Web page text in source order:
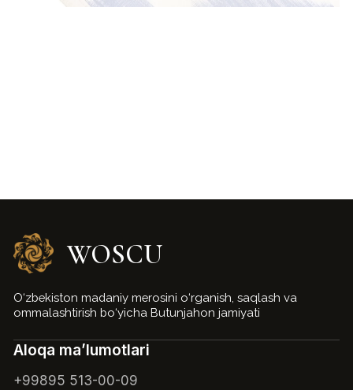
WOSCU
O‘zbekiston madaniy merosini o‘rganish, saqlash va
ommalashtirish bo‘yicha Butunjahon jamiyati
Aloqa ma’lumotlari
+99895 513-00-09